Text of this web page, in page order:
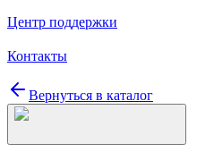
Центр поддержки
Контакты
Вернуться в каталог